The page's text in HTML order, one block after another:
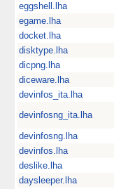
eggshell.lha
egame.lha
docket.lha
disktype.lha
dicpng.lha
diceware.lha
devinfos_ita.lha
devinfosng_ita.lha
devinfosng.lha
devinfos.lha
deslike.lha
daysleeper.lha